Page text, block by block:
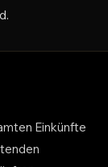
Einkünfte